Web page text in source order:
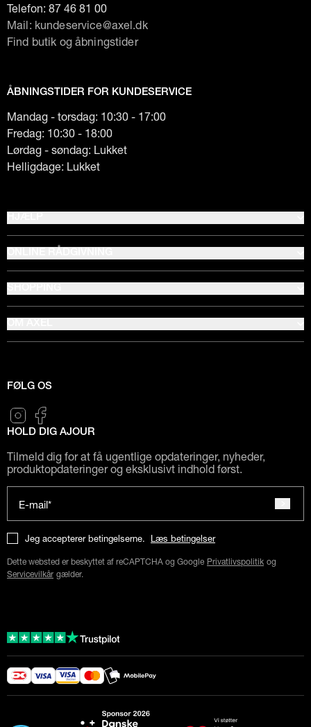
Telefon: 87 46 81 00
Mail: kundeservice@axel.dk
Find butik og åbningstider
ÅBNINGSTIDER FOR KUNDESERVICE
Mandag - torsdag: 10:30 - 17:00
Fredag: 10:30 - 18:00
Lørdag - søndag: Lukket
Helligdage: Lukket
FØLG OS
HOLD DIG AJOUR
Tilmeld dig for at få ugentlige opdateringer, nyheder,
produktopdateringer og eksklusivt indhold først.
E-mail*
Jeg accepterer betingelserne. Læs betingelser
Dette websted er beskyttet af reCAPTCHA og Google Privatlivspolitik og
Servicevilkår gælder.